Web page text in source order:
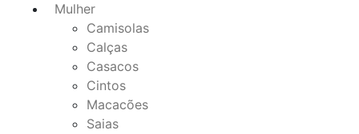
Mulher
Camisolas
Calças
Casacos
Cintos
Macacões
Saias